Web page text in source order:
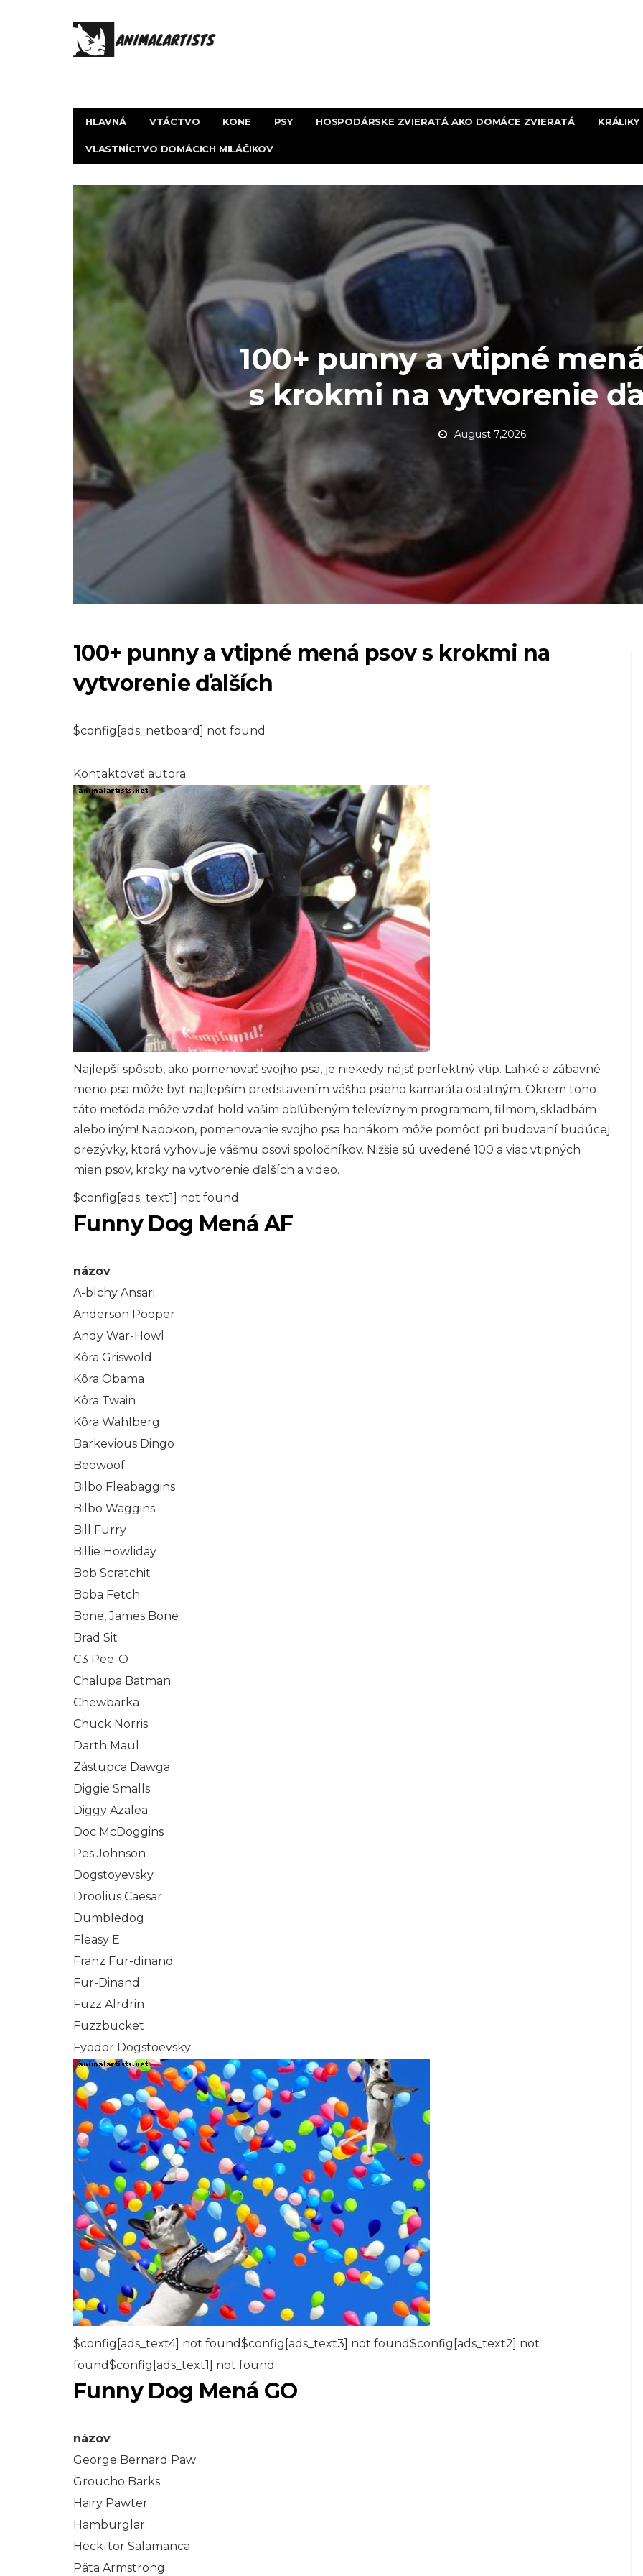
HLAVNÁ VTÁCTVO KONE PSY HOSPODÁRSKE ZVIERATÁ AKO DOMÁCE ZVIERATÁ KRÁLIKY
VLASTNÍCTVO DOMÁCICH MILÁČIKOV
100+ punny a vtipné
s krokmi na vytvorenie
August 7,2026
100+ punny a vtipné mená psov s krokmi na
vytvorenie ďalších
$config[ads_netboard] not found
Kontaktovať autora
Najlepší spôsob, ako pomenovať svojho psa, je niekedy nájsť perfektný vtip. Ľahké a zábavné
meno psa môže byť najlepším predstavením vášho psieho kamaráta ostatným. Okrem toho
táto metóda môže vzdať hold vašim obľúbeným televíznym programom, filmom, skladbám
alebo iným! Napokon, pomenovanie svojho psa honákom môže pomôcť pri budovaní budúcej
prezývky, ktorá vyhovuje vášmu psovi spoločníkov. Nižšie sú uvedené 100 a viac vtipných
mien psov, kroky na vytvorenie ďalších a video.
$config[ads_text1] not found
Funny Dog Mená AF
názov
A-blchy Ansari
Anderson Pooper
Andy War-Howl
Kôra Griswold
Kôra Obama
Kôra Twain
Kôra Wahlberg
Barkevious Dingo
Beowoof
Bilbo Fleabaggins
Bilbo Waggins
Bill Furry
Billie Howliday
Bob Scratchit
Boba Fetch
Bone, James Bone
Brad Sit
C3 Pee-O
Chalupa Batman
Chewbarka
Chuck Norris
Darth Maul
Zástupca Dawga
Diggie Smalls
Diggy Azalea
Doc McDoggins
Pes Johnson
Dogstoyevsky
Droolius Caesar
Dumbledog
Fleasy E
Franz Fur-dinand
Fur-Dinand
Fuzz Alrdrin
Fuzzbucket
Fyodor Dogstoevsky
$config[ads_text4] not found$config[ads_text3] not found$config[ads_text2] not
found$config[ads_text1] not found
Funny Dog Mená GO
názov
George Bernard Paw
Groucho Barks
Hairy Pawter
Hamburglar
Heck-tor Salamanca
Päta Armstrong
PLAZY A OBOJŽIVELNÍKY
Ako sa zbaviť plesní
vo vašom úli
7,2026
HOSPODÁRSKE ZVIERATÁ AKO DOMÁCE